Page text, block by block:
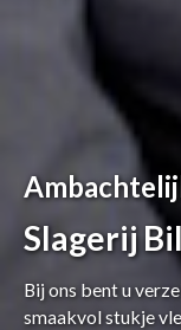
Slagerij
Bij ons bent u
smaakvol stukje